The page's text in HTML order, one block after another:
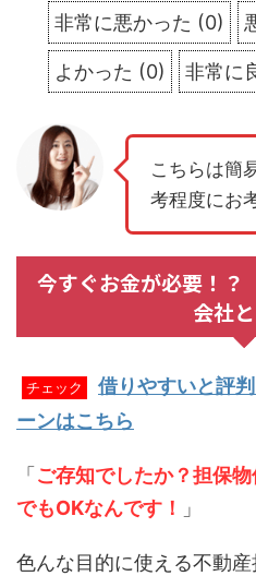
非常に悪かった (0)
よかった (0) 非常に
こちらは簡
考程度にお
今すぐお金が必要！
会社
チェック
借りやすいと評
ーンはこちら
「 ご存知でしたか？担保
でもOKなんです！
」
色んな目的に使える不動